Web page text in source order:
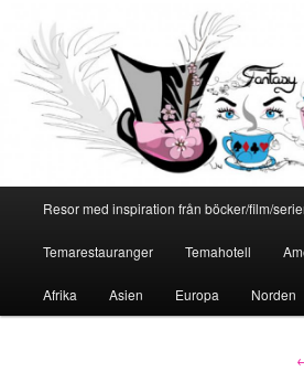
Hoppa
till
primärt
Resor med inspiration från böcker/film/
Temarestauranger Temahotell
Afrika Asien Europa Norden